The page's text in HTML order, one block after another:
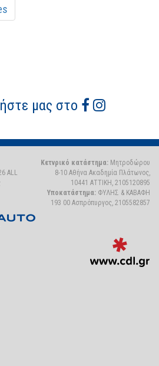
μας στο
ALL
Κετνρικό κατάστημα: Μητροδώρου
8-10 Αθήνα Ακαδημία Πλάτωνος,
10441 ΑΤΤΙΚΗ, 2105120895
Υποκατάστημα: ΦΥΛΗΣ & ΚΑΒΑΦΗ
193 00 Ασπρόπυργος, 2105582857